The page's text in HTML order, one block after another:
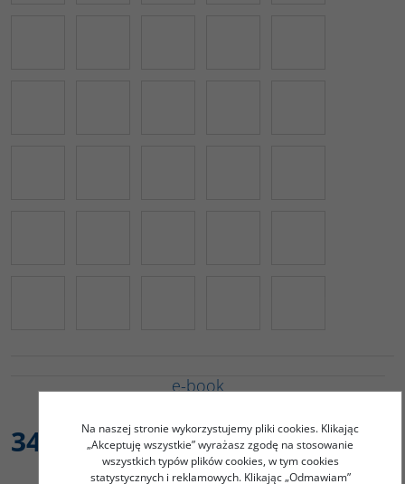
e-book
34,00 PLN
Na naszej stronie wykorzystujemy pliki cookies. Klikając
„Akceptuję wszystkie” wyrażasz zgodę na stosowanie
wszystkich typów plików cookies, w tym cookies
statystycznych i reklamowych. Klikając „Odmawiam”